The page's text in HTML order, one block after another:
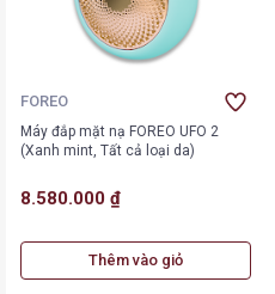
FOREO
Máy đắp mặt nạ FOREO UFO 2
(Xanh mint, Tất cả loại da)
8.580.000 ₫
Thêm vào giỏ